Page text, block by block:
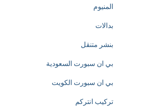
s
s
y
d
e
المنيوم
بدالات
بنشر متنقل
بي ان سبورت السعودية
بي ان سبورت الكويت
تركيب انتركم